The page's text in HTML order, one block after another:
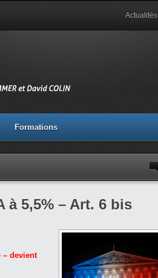
Actualités
Formations
à 5,5% – Art. 6 bis
– devient